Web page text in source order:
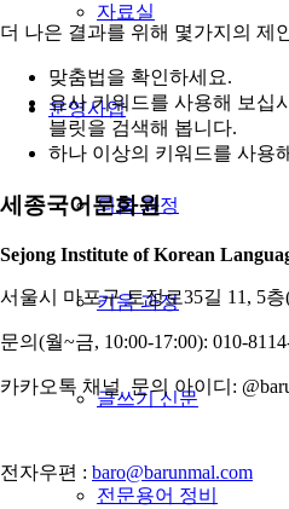
자료실
운영사업
틔움 과정
키움 과정
글쓰기 신문
전문용어 정비
더 나은 결과를 위해 몇가지의 제
맞춤법을 확인하세요.
유사 키워드를 사용해 보십
블릿을 검색해 봅니다.
하나 이상의 키워드를 사용
세종국어문화원
Sejong Institute of Korean
서울시 마포구 토정로35길 11, 5
문의(월~금, 10:00-17:00): 010-
카카오톡 채널 문의 아이디:
전자우편 : baro@barunmal.com